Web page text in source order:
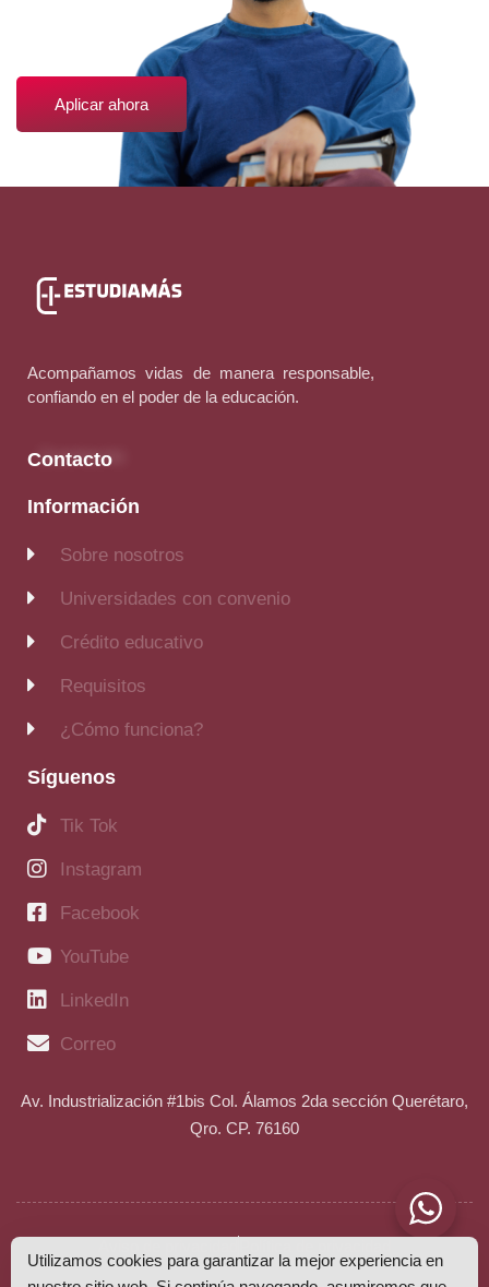
Aplicar ahora
Acompañamos vidas de manera responsable,
confiando en el poder de la educación.
Contacto
Información
Sobre nosotros
Universidades con convenio
Crédito educativo
Requisitos
¿Cómo funciona?
Síguenos
Tik Tok
Instagram
Facebook
YouTube
LinkedIn
Correo
Av. Industrialización #1bis Col. Álamos 2da sección Querétaro,
Qro. CP. 76160
Utilizamos cookies para garantizar la mejor experiencia en